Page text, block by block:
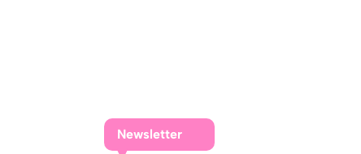
Newsletter